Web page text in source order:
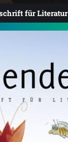
für Literatur